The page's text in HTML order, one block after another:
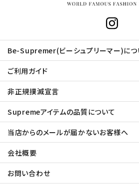
Be-Supremer(ビーシュプリーマー)につ
ご利用ガイド
非正規撲滅宣言
Supremeアイテムの品質について
当店からのメールが届かないお客様へ
会社概要
お問い合わせ